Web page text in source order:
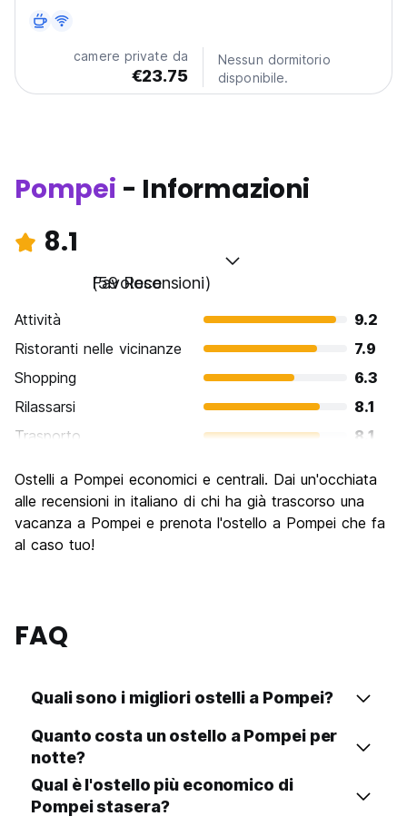
camere private da
€23.75
Nessun dormitorio
disponibile.
Pompei - Informazioni
8.1
Favoloso
(59 Recensioni)
Attività
9.2
Ristoranti nelle vicinanze
7.9
Shopping
6.3
Rilassarsi
8.1
Trasporto
8.1
Luoghi di interesse culturale
9.5
Festa / Vita notturna
6.1
Qualita' Prezzo
Ostelli a Pompei economici e centrali. Dai un'occhiata
alle recensioni in italiano di chi ha già trascorso una
vacanza a Pompei e prenota l'ostello a Pompei che fa
al caso tuo!
FAQ
Quali sono i migliori ostelli a Pompei?
Quanto costa un ostello a Pompei per
notte?
Qual è l'ostello più economico di
Pompei stasera?